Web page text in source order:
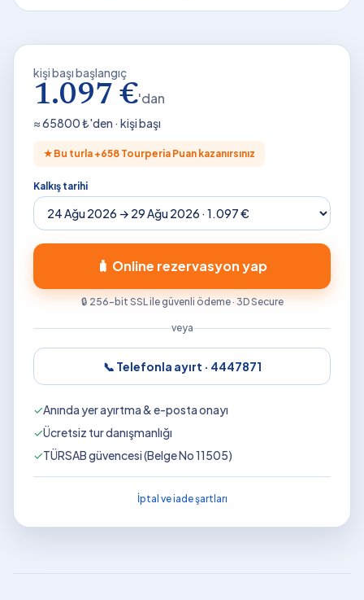
kişi başı başlangıç
1.097 €'dan
≈65800₺'den · kişi başı
★ Bu turla +658 Tourperia Puan kazanırsınız
Kalkış tarihi
🧳 Online rezervasyon yap
🔒 256-bit SSL ile güvenli ödeme · 3D Secure
veya
📞 Telefonla ayırt · 4447871
✓Anında yer ayırtma & e-posta onayı
✓Ücretsiz tur danışmanlığı
✓TÜRSAB güvencesi (Belge No 11505)
İptal ve iade şartları